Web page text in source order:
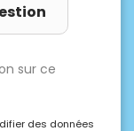
sur ce
des données